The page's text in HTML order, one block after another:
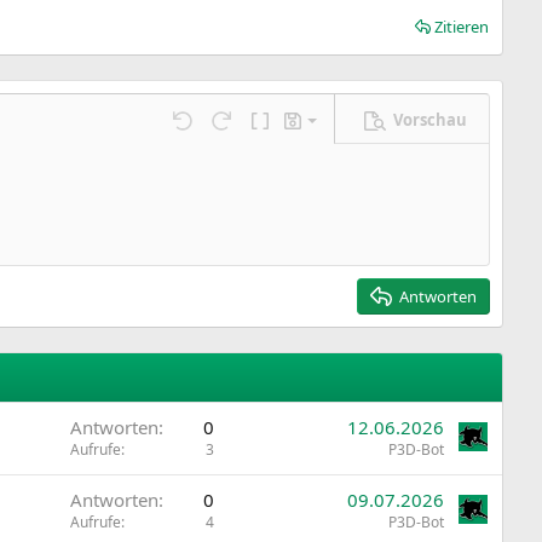
Zitieren
Rückgängig
Wiederholen
BBCode umschalten
Entwürfe
Entwurf speichern
Vorschau
Antworten
Antworten 0
Aufrufe 3
12.06.2026
P3D-Bot
Antworten 0
Aufrufe 4
09.07.2026
P3D-Bot